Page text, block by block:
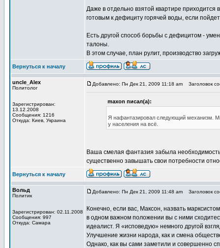
Даже в отдельно взятой квартире
готовым к дефициту горячей воды, если
Есть другой способ борьбы с дефицитом -
талоны.
В этом случае, план рулит, производство
Вернуться к началу
uncle_Alex
Политолог
Зарегистрирован:
13.12.2008
Сообщения: 1216
Откуда: Киев, Украина
Добавлено: Пн Дек 21, 2009 11:18 am Заголовок
maxon писал(а):
Я нафантазировал следующий механизм.
у населения на всё.
Ваша смелая фантазия забыла
существенно завышать свои потребности
Вернуться к началу
Вольд
Политик
Зарегистрирован: 02.11.2008
Сообщения: 997
Откуда: Самара
Добавлено: Пн Дек 21, 2009 11:48 am Заголовок
Конечно, если вас, Максон, назвать
в одном важном положении вы с ними
идеалист. Я «исповедую» немного другой
Улучшение жизни народа, как и смена
Однако, как вы сами заметили и совершенно